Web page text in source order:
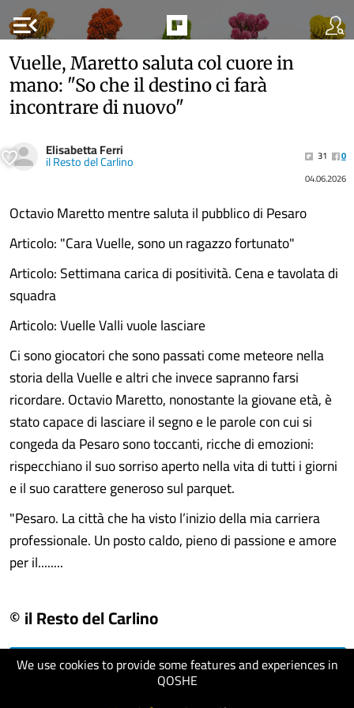
menu_open
We use cookies to provide some features and experiences in
QOSHE
Vuelle, Maretto saluta col cuore in
mano: "So che il destino ci farà
incontrare di nuovo"
Elisabetta Ferri
il Resto del Carlino 31
0
04.06.2026
Octavio Maretto mentre saluta il pubblico di Pesaro
Articolo: "Cara Vuelle, sono un ragazzo fortunato"
Articolo: Settimana carica di positività. Cena e tavolata di
squadra
Articolo: Vuelle Valli vuole lasciare
Ci sono giocatori che sono passati come meteore nella
storia della Vuelle e altri che invece sapranno farsi
ricordare. Octavio Maretto, nonostante la giovane età, è
stato capace di lasciare il segno e le parole con cui si
congeda da Pesaro sono toccanti, ricche di emozioni:
rispecchiano il suo sorriso aperto nella vita di tutti i giorni
e il suo carattere generoso sul parquet.
"Pesaro. La città che ha visto l’inizio della mia carriera
professionale. Un posto caldo, pieno di passione e amore
per il........
© il Resto del Carlino
visit website